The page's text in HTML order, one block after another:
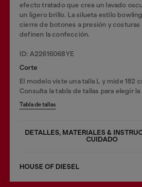
efecto tratado que crea un lavado
un ligero brillo. La silueta estilo
cierre de botones a presión y costuras
definen la confección.
ID: A22616068YE
Corte
El modelo viste una talla L y mide 182
Consulta la tabla de tallas para elegir
Tabla de tallas
DETALLES, MATERIALES &
CUIDADO
HOUSE OF DIESEL